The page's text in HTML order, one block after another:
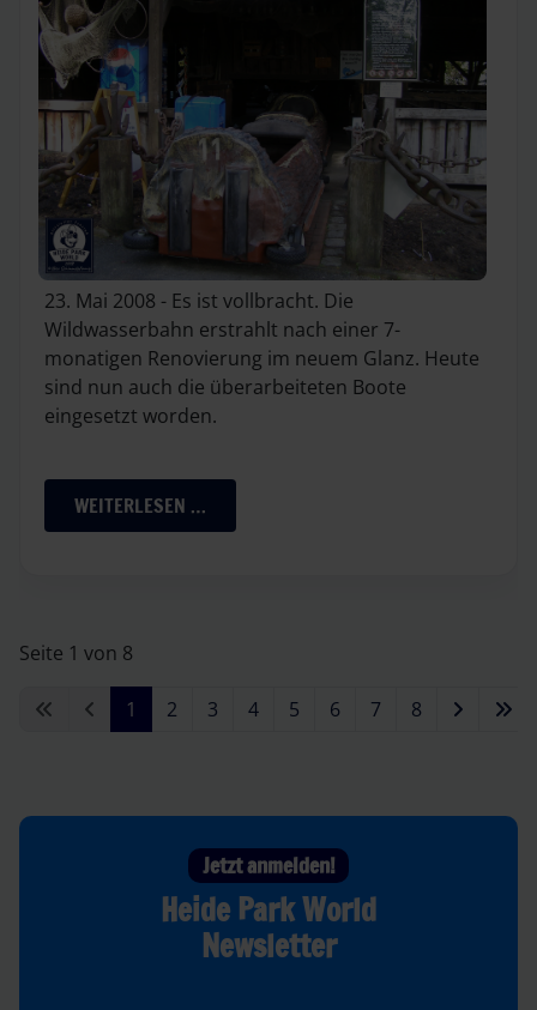
23. Mai 2008 - Es ist vollbracht. Die
Wildwasserbahn erstrahlt nach einer 7-
monatigen Renovierung im neuem Glanz. Heute
sind nun auch die überarbeiteten Boote
eingesetzt worden.
WEITERLESEN …
Seite 1 von 8
1 2 3 4 5 6 7 8
Jetzt anmelden!
Heide Park World
Newsletter